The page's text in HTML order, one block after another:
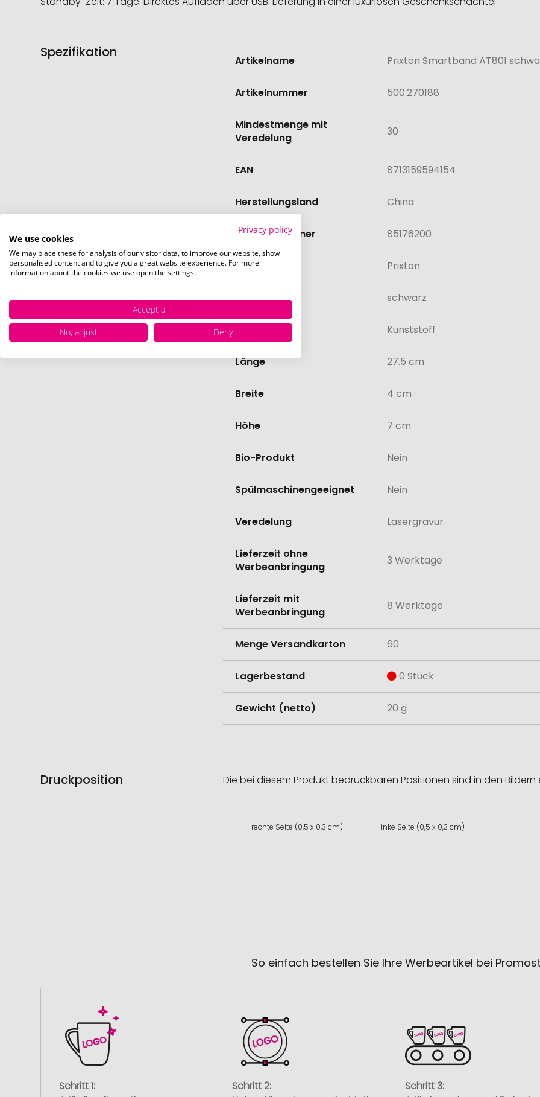
Spezifikation
Informationen
Artikelname Prixton Smartband AT801
Artikelnummer 500.270188
Mindestmenge mit
Veredelung
30
EAN 8713159594154
Herstellungsland China
Zolltarifnummer 85176200
Marke Prixton
Farbe schwarz
Kunststoff
Länge 27.5 cm
Breite 4 cm
Höhe 7 cm
Bio-Produkt Nein
Spülmaschinengeeignet Nein
Veredelung Lasergravur
Lieferzeit ohne
Werbeanbringung
3 Werktage
Lieferzeit mit
Werbeanbringung
8 Werktage
Menge Versandkarton 60
Lagerbestand 0 Stück
Gewicht (netto) 20 g
Druckposition Die bei diesem Produkt bedruckbaren Positionen sind in den
rechte Seite (0,5 x 0,3 cm) linke Seite (0,5 x 0,3 cm)
So einfach bestellen Sie Ihre Werbeartikel bei
Schritt 1:
Schritt 2:
Schritt 3:
Privacy policy
We use cookies
We may place these for analysis of our visitor data, to improve our website, show
personalised content and to give you a great website experience. For more
information about the cookies we use open the settings.
Accept all
No, adjust
Deny